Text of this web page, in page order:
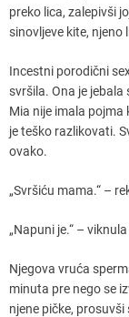
preko lica, zalepivši
sinovljeve kite, njeno
Incestni porodični
svršila. Ona je jebala
Mia nije imala pojma
je teško razlikovati.
ovako.
„Svršiću mama.“ –
„Napuni je.“ –
Njegova vruća
minuta pre nego se
njene pičke, prosuvši